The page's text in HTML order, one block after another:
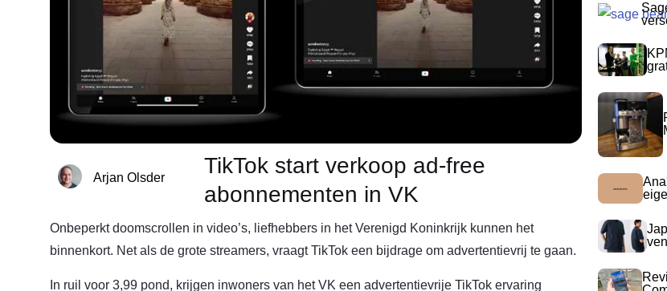
Arjan Olsder
TikTok start verkoop ad-free
abonnementen in VK
Onbeperkt doomscrollen in video’s, liefhebbers in het Verenigd Koninkrijk kunnen het
binnenkort. Net als de grote streamers, vraagt TikTok een bijdrage om advertentievrij te gaan.
In ruil voor 3,99 pond, krijgen inwoners van het VK een advertentievrije TikTok ervaring